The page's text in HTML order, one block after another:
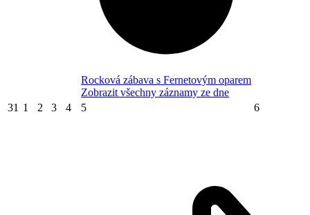
Rocková zábava s Fernetovým oparem
Zobrazit všechny záznamy ze dne
31 1 2 3 4 5 6